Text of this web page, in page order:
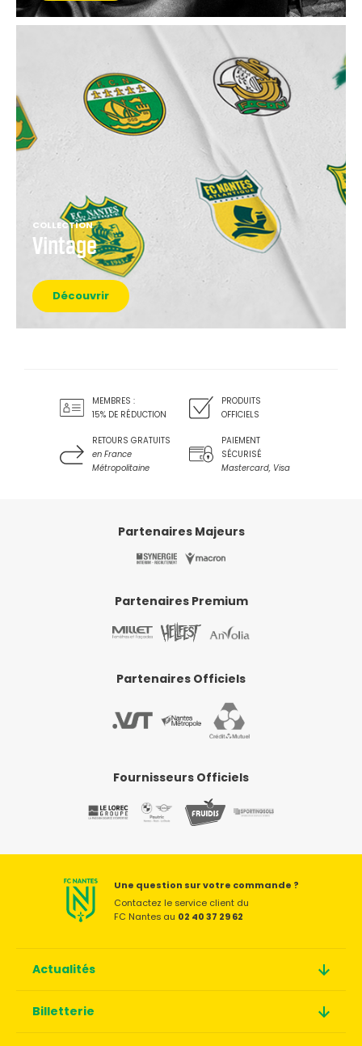
COLLECTION
Vintage
Découvrir
MEMBRES :
15% DE RÉDUCTION
PRODUITS
OFFICIELS
RETOURS GRATUITS
en France
Métropolitaine
PAIEMENT
SÉCURISÉ
Mastercard, Visa
Partenaires Majeurs
Partenaires Premium
Partenaires Officiels
Fournisseurs Officiels
Une question sur votre commande ?
Contactez le service client du
FC Nantes au 02 40 37 29 62
Actualités
Billetterie